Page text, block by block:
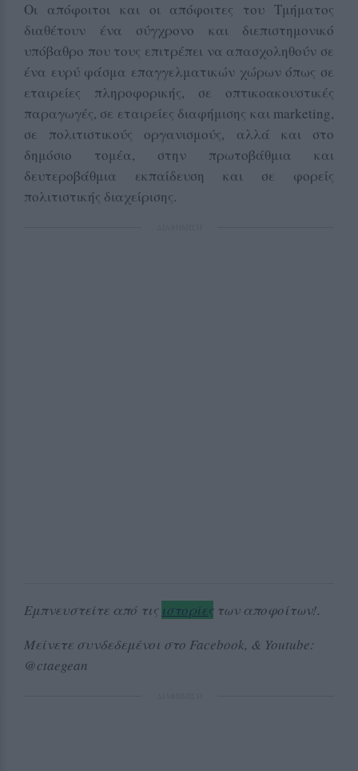
Οι απόφοιτοι και οι απόφοιτες του Τμήματος
διαθέτουν ένα σύγχρονο και διεπιστημονικό
υπόβαθρο που τους επιτρέπει να απασχοληθούν σε
ένα ευρύ φάσμα επαγγελματικών χώρων όπως σε
εταιρείες πληροφορικής, σε οπτικοακουστικές
παραγωγές, σε εταιρείες διαφήμισης και marketing,
σε πολιτιστικούς οργανισμούς, αλλά και στο
δημόσιο τομέα, στην πρωτοβάθμια και
δευτεροβάθμια εκπαίδευση και σε φορείς
πολιτιστικής διαχείρισης.
Εμπνευστείτε από τις ιστορίεςτων αποφοίτων!.
Μείνετε συνδεδεμένοι στο Facebook, & Youtube:
@ctaegean